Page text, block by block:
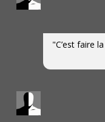
"C’est faire